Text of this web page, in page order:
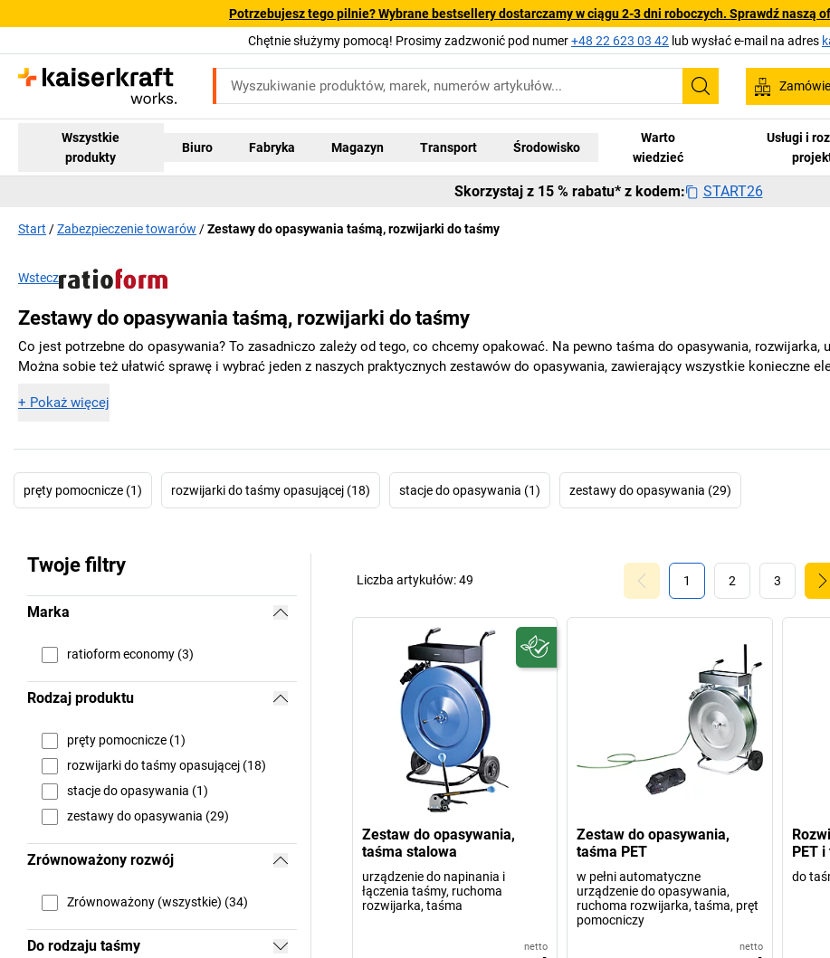
Potrzebujesz tego pilnie? Wybrane bestsellery dostarczamy w ciągu 2-3 dni roboczych. Sprawdź naszą
Chętnie służymy pomocą! Prosimy zadzwonić pod numer+48 22 623 03 42 lub wysłać e-mail na adres
Szukaj
Wszystkie
produkty
Biuro Fabryka Magazyn Transport Środowisko
Warto
wiedzieć
Usługi i
Skorzystaj z 15 % rabatu* z kodem: START26
Start Zabezpieczenie towarów Zestawy do opasywania taśmą, rozwijarki do taśmy
Wstecz
Zestawy do opasywania taśmą, rozwijarki do taśmy
Co jest potrzebne do opasywania? To zasadniczo zależy od tego, co chcemy opakować. Na pewno taśma do opasywania, rozwijarka,
Można sobie też ułatwić sprawę i wybrać jeden z naszych praktycznych zestawów do opasywania, zawierający wszystkie konieczne
+ Pokaż więcej
pręty pomocnicze (1) rozwijarki do taśmy opasującej (18) stacje do opasywania (1) zestawy do opasywania (29)
Twoje filtry
Marka
ratioform economy (3)
Rodzaj produktu
pręty pomocnicze (1)
rozwijarki do taśmy opasującej (18)
stacje do opasywania (1)
zestawy do opasywania (29)
Zrównoważony rozwój
Zrównoważony (wszystkie) (34)
Do rodzaju taśmy
1 2 3
Liczba artykułów:49
Zestaw do opasywania,
taśma stalowa
urządzenie do napinania i
łączenia taśmy, ruchoma
rozwijarka, taśma
netto
Zestaw do opasywania,
taśma PET
w pełni automatyczne
urządzenie do opasywania,
ruchoma rozwijarka, taśma, pręt
pomocniczy
netto
PET
do